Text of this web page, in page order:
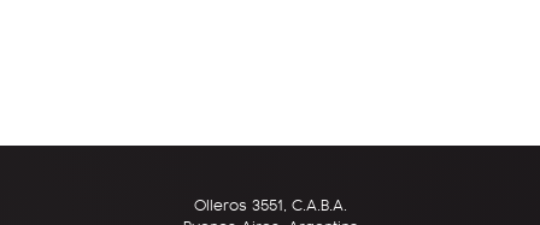
Olleros 3551, C.A.B.A.